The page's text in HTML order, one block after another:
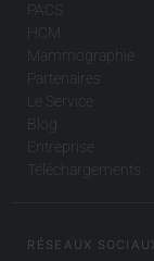
PACS
HCM
Mammographie
Partenaires
Le Service
Blog
Entreprise
Téléchargements
RÉSEAUX